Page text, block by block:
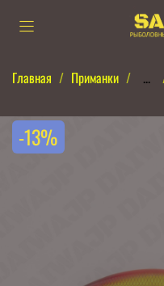
Главная Приманки ...
-13%